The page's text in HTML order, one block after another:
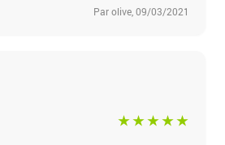
Par olive, 09/03/2021